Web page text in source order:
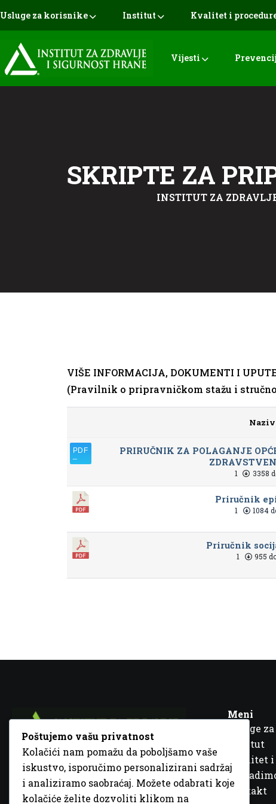
Usluge za korisnike Institut Kvalitet i
Vijesti
SKRIPTE ZA
INSTITUT ZA
VIŠE INFORMACIJA, DOKUMENTI I
(Pravilnik o pripravničkom stažu i
Naziv
PRIRUČNIK ZA POLAGANJE
1 3358
Priručnik
1 1084
Priručnik
1 955
Fra Ivana Jukića br. 2, 72000 Zenica, BiH
+387 32 448 001
Meni
Usluge
Institut
Kvalitet
Šta
Kontakt
Poštujemo vašu privatnost
Kolačići nam pomažu da poboljšamo vaše
iskustvo, isporučimo personalizirani sadržaj
i analiziramo saobraćaj. Možete odabrati koje
kolačiće želite dozvoliti klikom na